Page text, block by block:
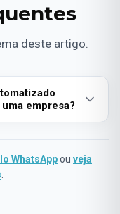
deste artigo.
empresa?
operacionais.
WhatsAppou veja